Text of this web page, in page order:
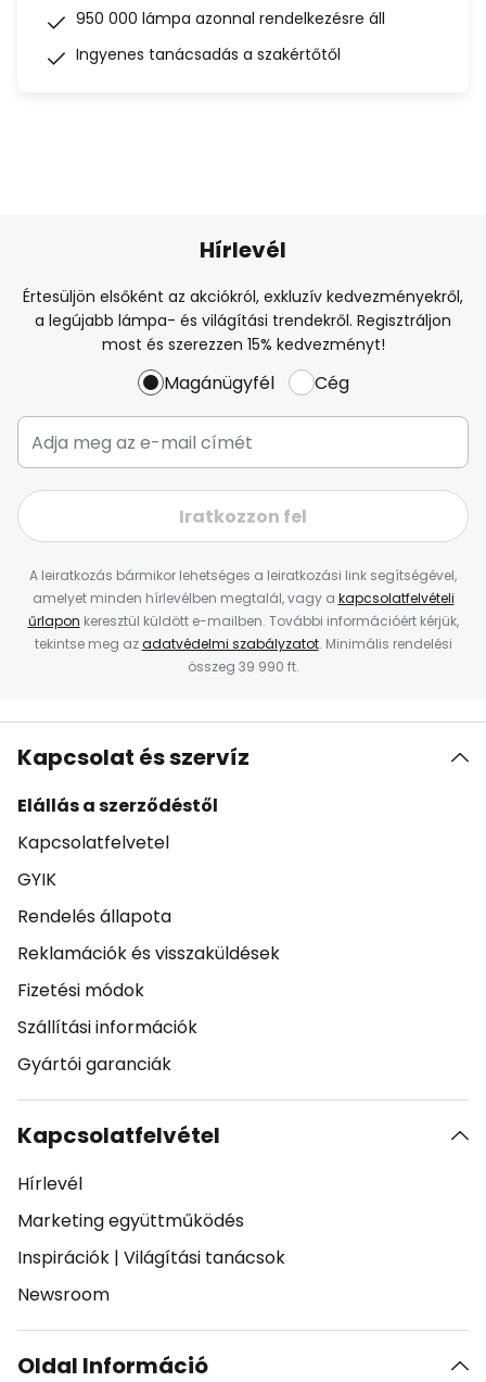
950 000 lámpa azonnal rendelkezésre áll
Ingyenes tanácsadás a szakértőtől
Hírlevél
Értesüljön elsőként az akciókról, exkluzív kedvezményekről,
a legújabb lámpa- és világítási trendekről. Regisztráljon
most és szerezzen 15% kedvezményt!
Magánügyfél Cég
Iratkozzon fel
A leiratkozás bármikor lehetséges a leiratkozási link segítségével,
amelyet minden hírlevélben megtalál, vagy a kapcsolatfelvételi
űrlapon keresztül küldött e-mailben. További információért kérjük,
tekintse meg azadatvédelmi szabályzatot. Minimális rendelési
összeg 39 990 ft.
Kapcsolat és szervíz
Elállás a szerződéstől
Kapcsolatfelvetel
GYIK
Rendelés állapota
Reklamációk és visszaküldések
Fizetési módok
Szállítási információk
Gyártói garanciák
Kapcsolatfelvétel
Hírlevél
Marketing együttműködés
Inspirációk | Világítási tanácsok
Newsroom
Oldal Információ